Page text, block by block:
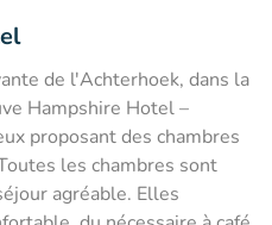
de l'Achterhoek, dans la
Hampshire Hotel –
proposant des chambres
les chambres sont
agréable. Elles